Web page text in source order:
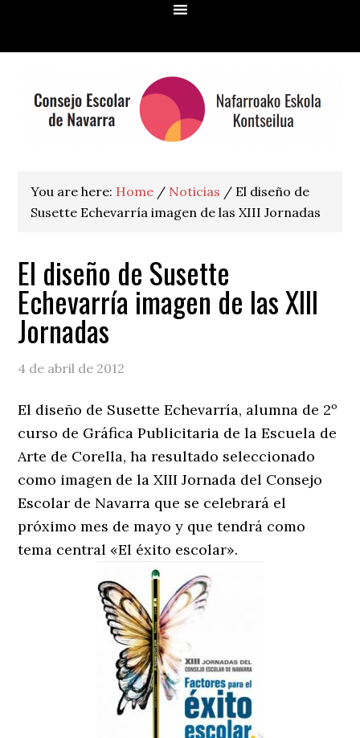
You are here: Home / Noticias / El diseño de
Susette Echevarría imagen de las XIII Jornadas
El diseño de Susette
Echevarría imagen de las XIII
Jornadas
4 de abril de 2012
El diseño de Susette Echevarría, alumna de 2º
curso de Gráfica Publicitaria de la Escuela de
Arte de Corella, ha resultado seleccionado
como imagen de la XIII Jornada del Consejo
Escolar de Navarra que se celebrará el
próximo mes de mayo y que tendrá como
tema central «El éxito escolar».